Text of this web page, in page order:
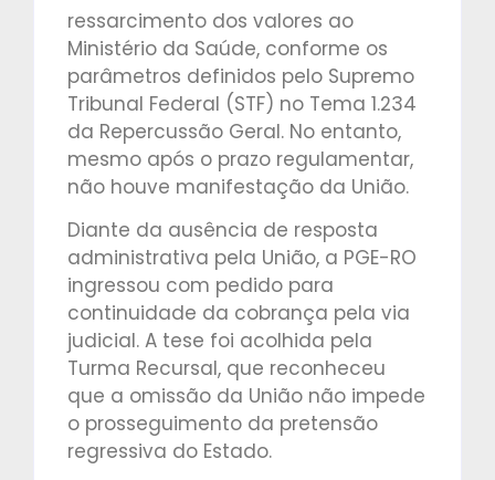
ressarcimento dos valores ao
Ministério da Saúde, conforme os
parâmetros definidos pelo Supremo
Tribunal Federal (STF) no Tema 1.234
da Repercussão Geral. No entanto,
mesmo após o prazo regulamentar,
não houve manifestação da União.
Diante da ausência de resposta
administrativa pela União, a PGE-RO
ingressou com pedido para
continuidade da cobrança pela via
judicial. A tese foi acolhida pela
Turma Recursal, que reconheceu
que a omissão da União não impede
o prosseguimento da pretensão
regressiva do Estado.